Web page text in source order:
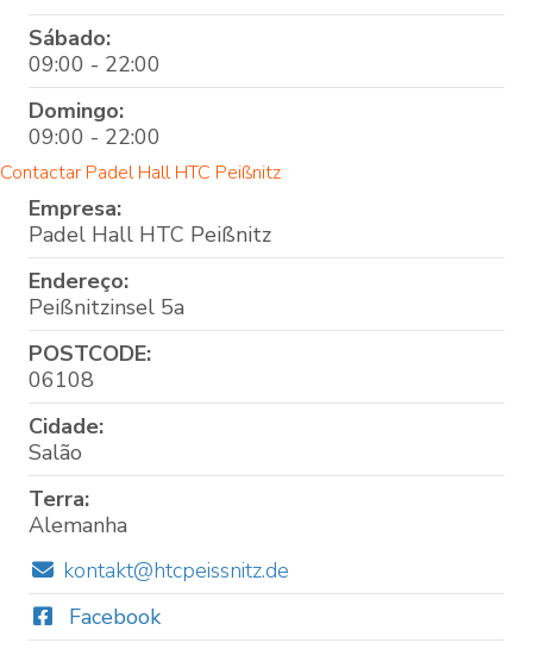
Sábado:
09:00 - 22:00
Domingo:
09:00 - 22:00
Contactar Padel Hall HTC Peißnitz
Empresa:
Padel Hall HTC Peißnitz
Endereço:
Peißnitzinsel 5a
POSTCODE:
06108
Cidade:
Salão
Terra:
Alemanha
kontakt@htcpeissnitz.de
Facebook